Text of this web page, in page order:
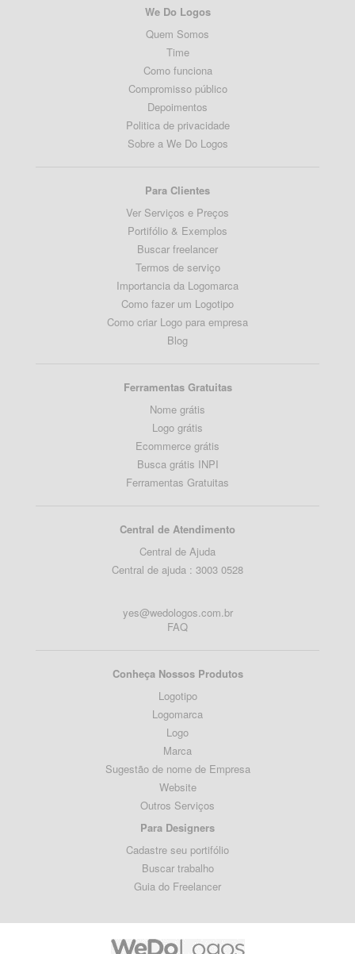
We Do Logos
Quem Somos
Time
Como funciona
Compromisso público
Depoimentos
Politica de privacidade
Sobre a We Do Logos
Para Clientes
Ver Serviços e Preços
Portifólio & Exemplos
Buscar freelancer
Termos de serviço
Importancia da Logomarca
Como fazer um Logotipo
Como criar Logo para empresa
Blog
Ferramentas Gratuitas
Nome grátis
Logo grátis
Ecommerce grátis
Busca grátis INPI
Ferramentas Gratuitas
Central de Atendimento
Central de Ajuda
Central de ajuda : 3003 0528
yes@wedologos.com.br
FAQ
Conheça Nossos Produtos
Logotipo
Logomarca
Logo
Marca
Sugestão de nome de Empresa
Website
Outros Serviços
Para Designers
Cadastre seu portifólio
Buscar trabalho
Guia do Freelancer